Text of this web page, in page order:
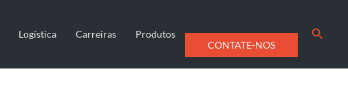
Logística Carreiras
Produtos
CONTATE-NOS